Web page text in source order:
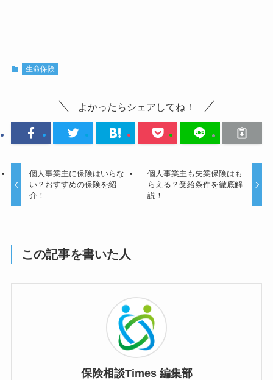
生命保険
よかったらシェアしてね！
個人事業主に保険はいらな
い？おすすめの保険を紹
介！
個人事業主も失業保険はも
らえる？受給条件を徹底解
説！
この記事を書いた人
保険相談Times 編集部